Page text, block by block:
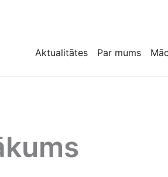
Aktualitātes Par mums